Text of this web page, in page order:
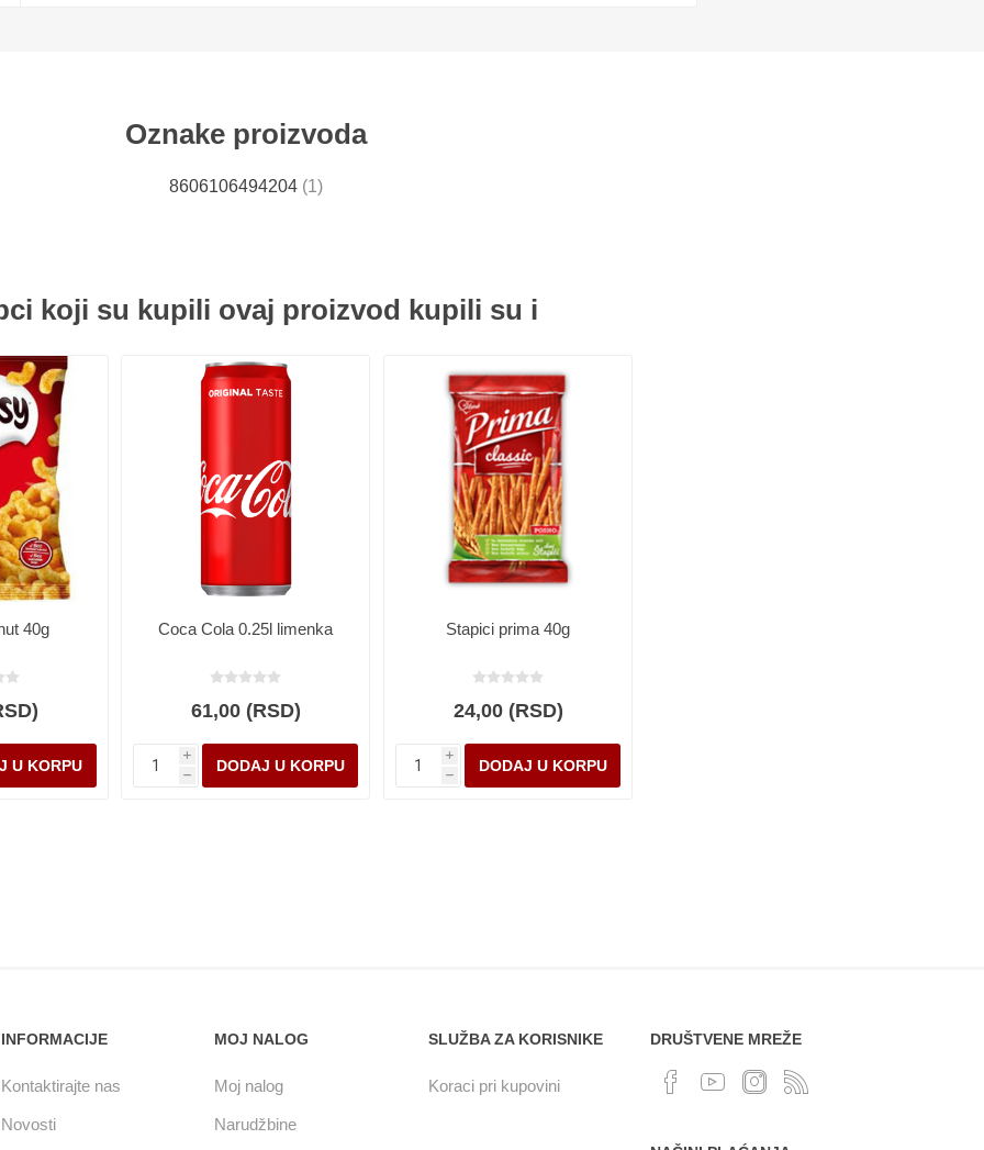
Oznake proizvoda
8606106494204 (1)
koji su kupili ovaj proizvod kupili su i
40g Coca Cola 0.25l limenka
61,00 (RSD)
i
h
Stapici prima 40g
24,00 (RSD)
i
h
INFORMACIJE
Kontaktirajte nas
Novosti
MOJ NALOG
Moj nalog
Narudžbine
SLUŽBA ZA KORISNIKE
Koraci pri kupovini
DRUŠTVENE MREŽE